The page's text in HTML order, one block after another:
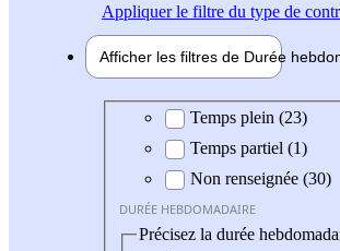
Appliquerle filtre du type de
Afficher les filtres de Durée hebdo
Durée hebdomadaire
Temps plein (23)
Temps partiel (1)
Non renseignée (30)
DURÉE HEBDOMADAIRE
Précisez la durée